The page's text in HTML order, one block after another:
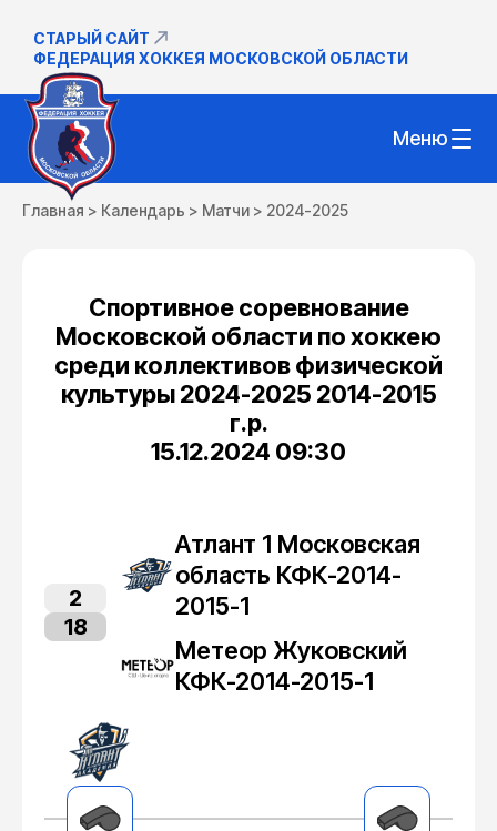
СТАРЫЙ САЙТ
ФЕДЕРАЦИЯ ХОККЕЯ МОСКОВСКОЙ ОБЛАСТИ
Меню
Главная > Календарь > Матчи > 2024-2025
Спортивное соревнование
Московской области по хоккею
среди коллективов физической
культуры 2024-2025 2014-2015
г.р.
15.12.2024 09:30
Атлант 1 Московская
область КФК-2014-
2015-1
2
18
Метеор Жуковский
КФК-2014-2015-1